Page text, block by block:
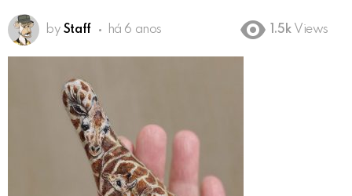
by Staff há 6 anos 1.5k Views